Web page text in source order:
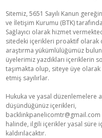
Sitemiz, 5651 Sayılı Kanun
ve İletişim Kurumu (BTK)
Sağlayıcı olarak hizmet
sitedeki içerikleri proaktif olarak
araştırma yükümlülüğümüz
üyelerimiz yazdıkları içeriklerin
taşımakta olup, siteye üye
etmiş sayılırlar.
Hukuka ve yasal düzenlemelere
düşündüğünüz içerikleri,
backlinkpanelicomtr@gmail.com
halinde, ilgili içerikler yasal süre
kaldırılacaktır.